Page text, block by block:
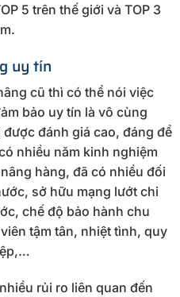
5 trên thế giới và TOP 3
uy tín
cũ thì có thể nói việc
bảo uy tín là vô cùng
đánh giá cao, đáng để
nhiều năm kinh nghiệm
hàng, đã có nhiều đối
sở hữu mạng lướt chi
chế độ bảo hành chu
tậm tân, nhiệt tình, quy
rủi ro liên quan đến